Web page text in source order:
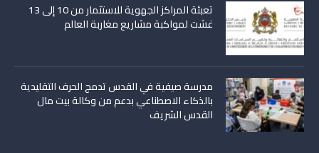
تعبئة المراكز الجهوية للاستثمار من 10 إلى 13
غشت لمواكبة مشاريع مغاربة العالم
مدرسة صيفية في القدس تدمج الحرف التقليدية
بالذكاء الاصطناعي بدعم من وكالة بيت مال
القدس الشريف